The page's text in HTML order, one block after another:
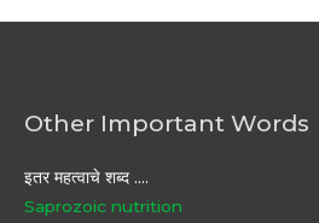
Other Important Words
इतर महत्वाचे शब्द ....
Saprozoic nutrition